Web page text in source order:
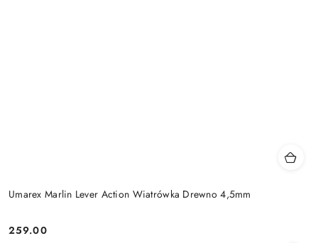
Umarex Marlin Lever Action Wiatrówka Drewno 4,5mm
Cena:
259.00